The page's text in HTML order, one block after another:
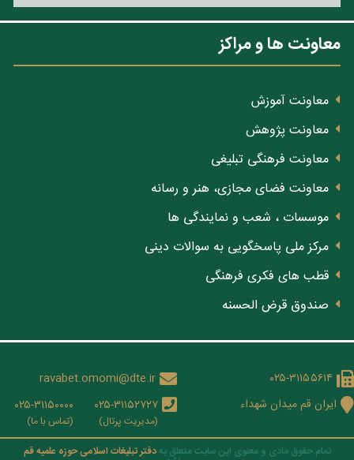
معاونت ها و مراکز
معاونت آموزش
معاونت پژوهش
معاونت فرهنگی تبلیغی
معاونت فضای مجازی، هنر و رسانه
موسسات ، شعب و نمایندگی ها
مرکز ملی پاسخگویی به سوالات دینی
قطب های فکری فرهنگی
صندوق قرض الحسنه
ravabet.omomi@dte.ir
۰۲۵-۳۱۱۵۲۷۲۷
(مدیریت پرتال)
۰۲۵-۳۱۱۵۰۰۰۰
(تماس با ما)
۰۲۵-۳۱۱۵۵۶۱۴
ایران قم میدان شهداء
تمام حقوق مادی و معنوی این سایت متعلق بهدفتر تبلیغات اسلامی حوزه علمیه قم